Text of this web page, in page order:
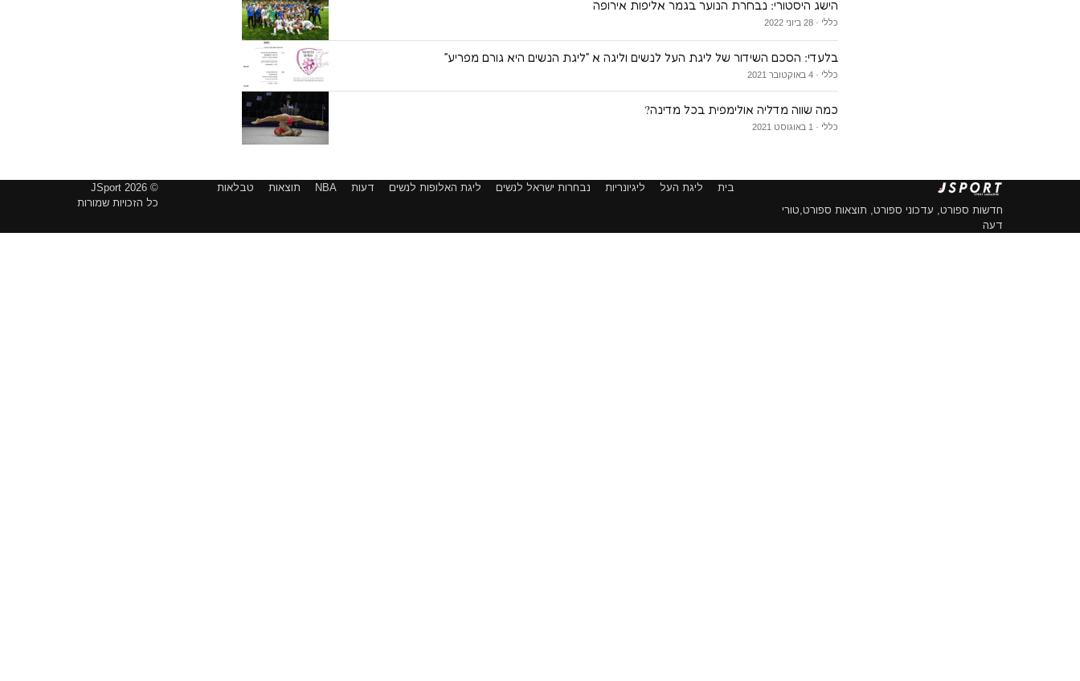
הישג היסטורי: נבחרת הנוער בגמר אליפות אירופה
כללי · 28 ביוני 2022
בלעדי: הסכם השידור של ליגת העל לנשים וליגה א ״ליגת הנשים היא גורם מפריע״
כללי · 4 באוקטובר 2021
כמה שווה מדליה אולימפית בכל מדינה?
כללי · 1 באוגוסט 2021
חדשות ספורט, עדכוני ספורט, תוצאות ספורט,טורי
דעה
בית ליגת העל ליגיונריות נבחרות ישראל לנשים ליגת האלופות לנשים דעות NBA תוצאות טבלאות
© 2026 JSport
כל הזכויות שמורות